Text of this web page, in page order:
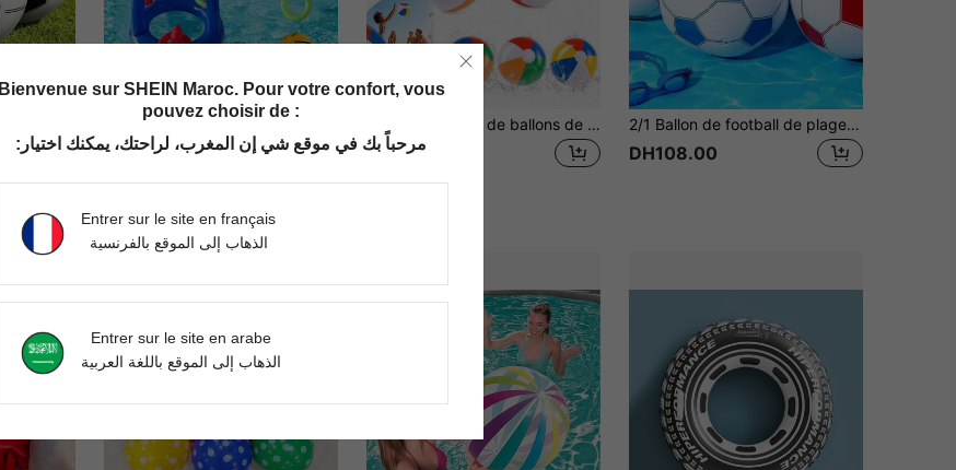
DH299.00
6 ou 12 paquets de ballons de sport gonflables | Ballons de plage gonflables d'environ 11 pouces | Décorations de fête de sport gonflables | Jeux de piscine d'été | Accessoires de jeux amusants pour fêtes intérieures, extérieures et de plage (couleurs mélangées)
DH74.00
2/1 Ballon de football de plage gonflable en PVC, ballon de sports aquatiques d'extérieur, ballon de football gonflable thème Coupe du Monde, ballon de sport gonflable en PVC imperméable et durable, fournitures de fête thème piscine et plage. Les flotteurs de piscine gonflables sont un choix idéal pour l'été
DH108.00
Bienvenue sur SHEIN Maroc. Pour votre confort, vous
pouvez choisir de :
مرحباً بك في موقع شي إن المغرب، لراحتك، يمكنك اختيار:
Entrer sur le site en français
الذهاب إلى الموقع بالفرنسية
Entrer sur le site en arabe
الذهاب إلى الموقع باللغة العربية